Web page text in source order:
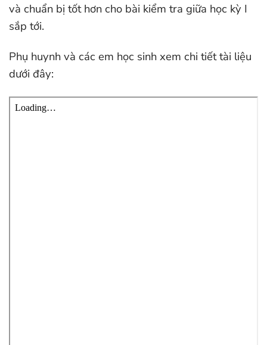
và chuẩn bị tốt hơn cho bài kiểm tra giữa học kỳ I
sắp tới.
Phụ huynh và các em học sinh xem chi tiết tài liệu
dưới đây: